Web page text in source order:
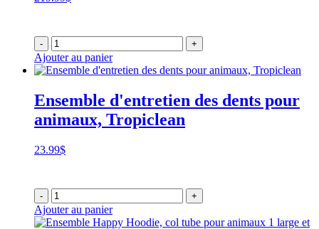
- +
Ajouter au panier
Ensemble d'entretien des dents pour
animaux, Tropiclean
23.99$
- +
Ajouter au panier